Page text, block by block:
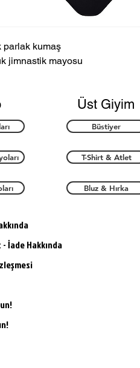
parlak kumaş
jimnastik mayosu
Üst Giyim
Büstiyer
T-Shirt & Atlet
Bluz & Hırka
İade Hakkında